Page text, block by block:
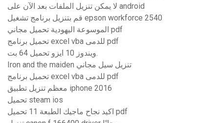
لا يمكن تنزيل الملفات بعد الآن على android
قم بتنزيل برنامج تشغيل epson workforce 2540
الموسوعة اليهودية تحميل مجاني pdf
تحميل برنامج excel vba للدمى pdf
ويندوز 10 ايزو تحميل 64 بت.
Iron and the maiden تنزيل سيل مجاني
تحميل برنامج excel vba للدمى pdf
معظم تنزيل تطبيق iphone 2016
تحميل steam ios
اكيد نجاح ماجيك الطبعة 11 تحميل pdf